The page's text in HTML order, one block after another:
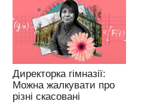
Директорка гімназії:
Можна жалкувати про
різні скасовані